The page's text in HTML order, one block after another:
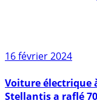
16 février 2024